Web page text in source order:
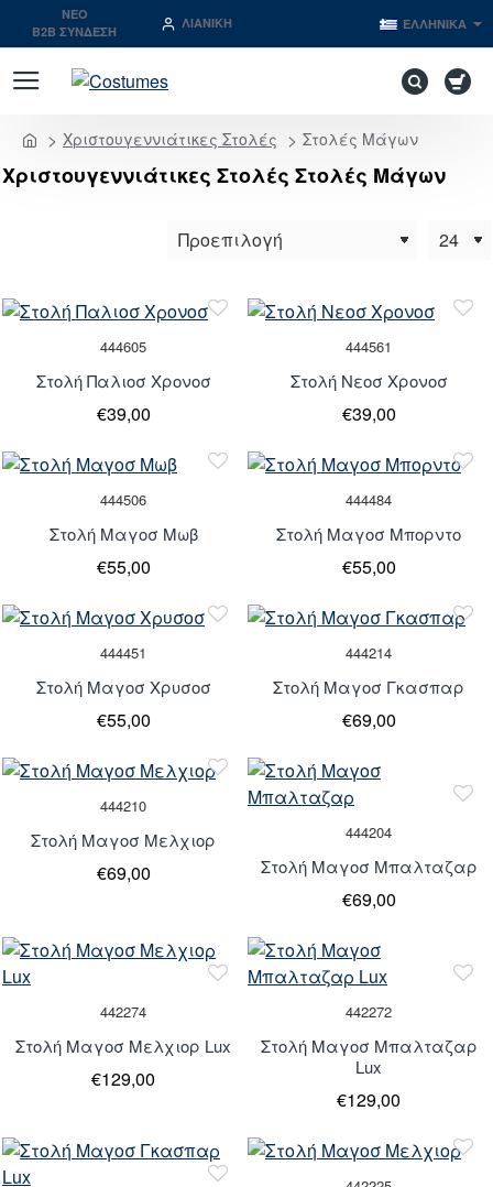
NEO
B2B ΣΥΝΔΕΣΗ
ΛΙΑΝΙΚΉ ΕΛΛΗΝΙΚΆ
Χριστουγεννιάτικες Στολές Στολές Μάγων
Χριστουγεννιάτικες Στολές Στολές Μάγων
444605
Στολή Παλιοσ Χρονοσ
€39,00
444561
Στολή Νεοσ Χρονοσ
€39,00
444506
Στολή Μαγοσ Μωβ
€55,00
444484
Στολή Μαγοσ Μπορντο
€55,00
444451
Στολή Μαγοσ Χρυσοσ
€55,00
444214
Στολή Μαγοσ Γκασπαρ
€69,00
444210
Στολή Μαγοσ Μελχιορ
€69,00
444204
Στολή Μαγοσ Μπαλταζαρ
€69,00
442274
Στολή Μαγοσ Μελχιορ Lux
€129,00
442272
Στολή Μαγοσ Μπαλταζαρ
Lux
€129,00